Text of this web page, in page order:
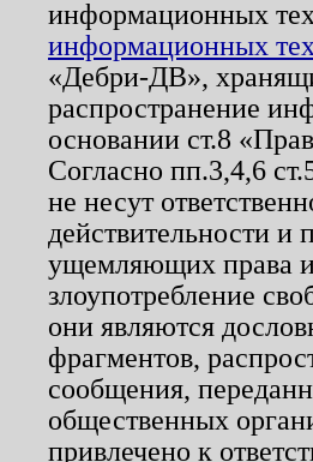
информационных
информационных
«Дебри-ДВ»,
распространение
основании ст.8
Согласно пп.3,4,6
не несут
действительности и
ущемляющих права
злоупотребление
они являются
фрагментов,
сообщения,
общественных
привлечено к